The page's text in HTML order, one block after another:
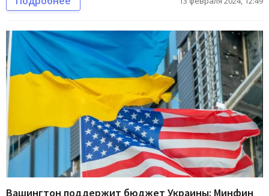
Вашингтон поддержит бюджет Украины: Минфин